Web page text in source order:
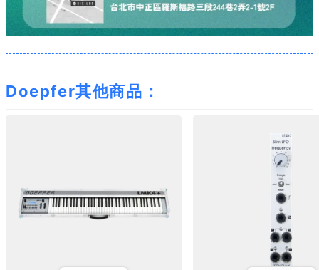
Doepfer其他商品：